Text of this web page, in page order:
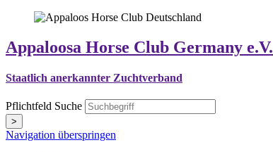
Appaloosa Horse Club Germany e.V.
Staatlich anerkannter Zuchtverband
Pflichtfeld Suche
>
Navigation überspringen